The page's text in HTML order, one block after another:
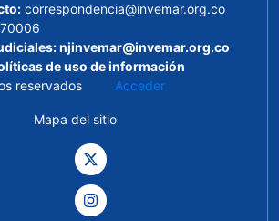
correspondencia@invemar.org.co
njinvemar@invemar.org.co
de uso de información
reservados Acceder
Mapa del sitio